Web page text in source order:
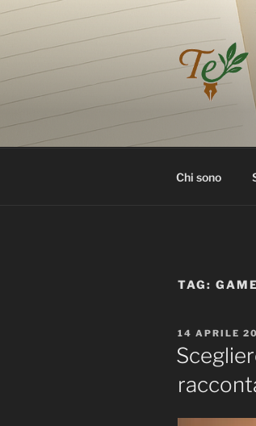
Salta
contenuto
Chi sono
TAG:
PUBBLICATO
IL
14 APRILE